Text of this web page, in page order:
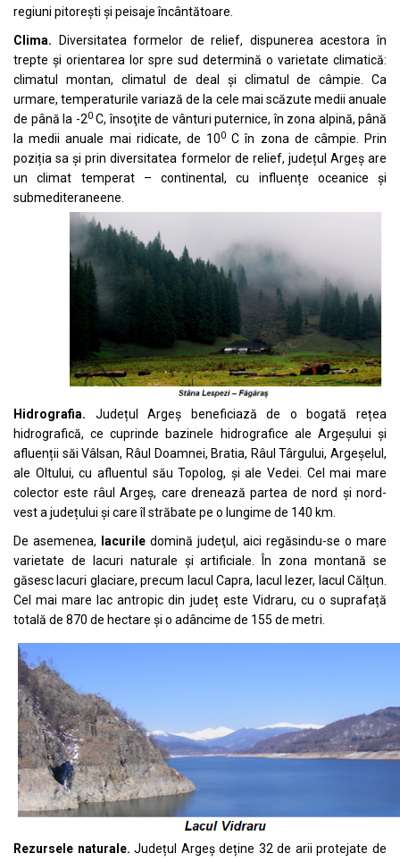
regiuni pitorești și peisaje încântătoare.
Clima.
Diversitatea formelor de relief, dispunerea acestora în
trepte și orientarea lor spre sud determină o varietate climatică:
climatul montan, climatul de deal și climatul de câmpie. Ca
urmare, temperaturile variază de la cele mai scăzute medii anuale
de până la -20C, însoţite de vânturi puternice, în zona alpină, până
la medii anuale mai ridicate, de 100 C în zona de câmpie. Prin
poziția sa și prin diversitatea formelor de relief, județul Argeș are
un climat temperat – continental, cu influențe oceanice și
submediteraneene.
Hidrografia. Județul Argeș beneficiază de o bogată rețea
hidrografică, ce cuprinde bazinele hidrografice ale Argeșului și
afluenții săi Vâlsan, Râul Doamnei, Bratia, Râul Târgului, Argeșelul,
ale Oltului, cu afluentul său Topolog, și ale Vedei. Cel mai mare
colector este râul Argeș, care drenează partea de nord și nord-
vest a județului și care îl străbate pe o lungime de 140 km.
De asemenea,
lacurile domină judeţul, aici regăsindu-se o mare
varietate de lacuri naturale și artificiale. În zona montană se
găsesc lacuri glaciare, precum lacul Capra, lacul Iezer, lacul Călțun.
Cel mai mare lac antropic din județ este Vidraru, cu o suprafață
totală de 870 de hectare și o adâncime de 155 de metri.
Rezursele naturale.Județul Argeș deține 32 de arii protejate de